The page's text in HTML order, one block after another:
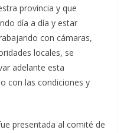
provincia y que
día a día y estar
con cámaras,
locales, se
adelante esta
con las condiciones y
presentada al comité de